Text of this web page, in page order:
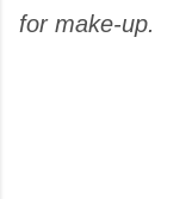
for make-up.